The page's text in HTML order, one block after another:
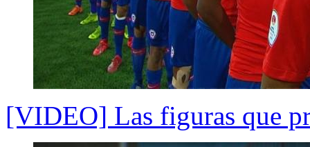
[VIDEO] Las figuras que